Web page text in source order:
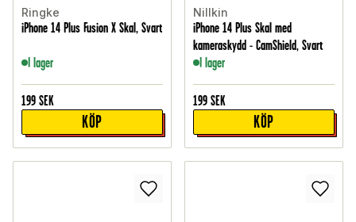
Ringke
iPhone 14 Plus Fusion X Skal, Svart
I lager
199 SEK
KÖP
Nillkin
iPhone 14 Plus Skal med
kameraskydd - CamShield, Svart
I lager
199 SEK
KÖP